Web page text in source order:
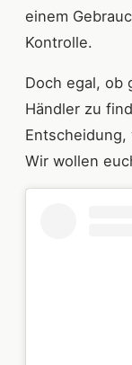
einem
Kontrolle.
Doch egal, ob
Händler zu
Entscheidung,
Wir wollen